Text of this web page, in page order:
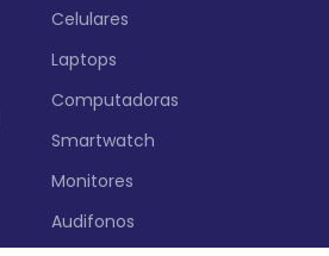
Celulares
Laptops
Computadoras
Smartwatch
Monitores
Audifonos